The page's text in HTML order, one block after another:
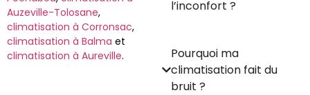
Auzeville-Tolosane,
climatisation à Corronsac,
climatisation à Balma et
climatisation à Aureville.
l’inconfort ?
Pourquoi ma
climatisation fait du
bruit ?